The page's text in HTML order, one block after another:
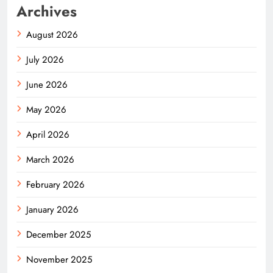
Archives
August 2026
July 2026
June 2026
May 2026
April 2026
March 2026
February 2026
January 2026
December 2025
November 2025